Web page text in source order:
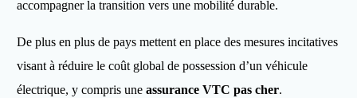
accompagner la transition vers une mobilité durable.
De plus en plus de pays mettent en place des mesures incitatives
visant à réduire le coût global de possession d’un véhicule
électrique, y compris uneassurance VTC pas cher.